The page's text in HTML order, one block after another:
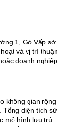
1, Gò Vấp sở
và vị trí thuận
doanh nghiệp
không gian rộng
Tổng diện tích sử
mô hình lưu trú